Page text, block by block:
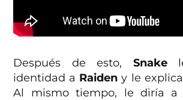
Después de esto, Snakele
identidad a Raiden y le
Al mismo tiempo, le diría a